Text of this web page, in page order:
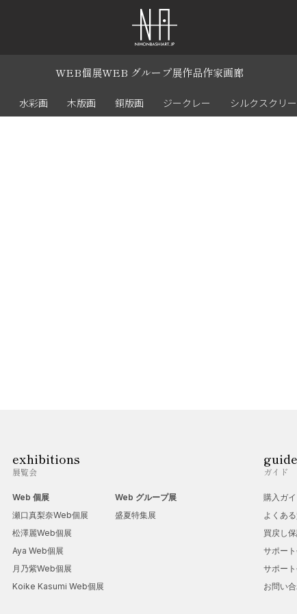
WEB個展WEB グループ展作品作家画廊
水彩画 木版画 銅版画 ジークレー シルクスクリ
exhibitions
展覧会
Web 個展
瀬口真梨奈Web個展
松澤麗Web個展
Aya Web個展
月乃紫Web個展
Koike Kasumi Web個展
Web グループ展
盛夏特集展
guide
ガイド
購入ガ
よくあ
買戻し
サポー
サポー
お問い